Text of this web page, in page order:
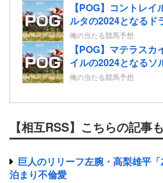
【POG】コントレ
ルタの2024となるド
情報
俺の当たる競馬予想
【POG】マテラス
イルの2024となるソ
2歳情報
俺の当たる競馬予想
【相互RSS】こちらの記事
巨人のリリーフ左腕・高梨雄平
泊まり不倫愛